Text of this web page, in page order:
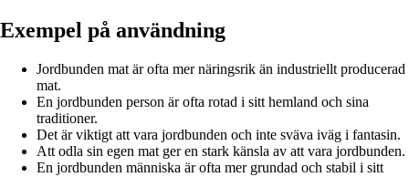
Exempel på användning
Jordbunden mat är ofta mer näringsrik än industriellt producerad
mat.
En jordbunden person är ofta rotad i sitt hemland och sina
traditioner.
Det är viktigt att vara jordbunden och inte sväva iväg i fantasin.
Att odla sin egen mat ger en stark känsla av att vara jordbunden.
En jordbunden människa är ofta mer grundad och stabil i sitt